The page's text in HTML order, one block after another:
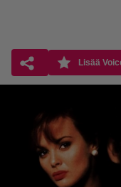
Lisää